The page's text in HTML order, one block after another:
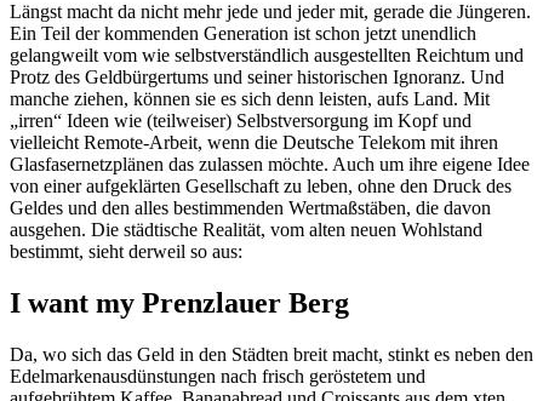
Längst macht da nicht mehr jede und jeder mit, gerade die Jüngeren.
Ein Teil der kommenden Generation ist schon jetzt unendlich
gelangweilt vom wie selbstverständlich ausgestellten Reichtum und
Protz des Geldbürgertums und seiner historischen Ignoranz. Und
manche ziehen, können sie es sich denn leisten, aufs Land. Mit
„irren“ Ideen wie (teilweiser) Selbstversorgung im Kopf und
vielleicht Remote-Arbeit, wenn die Deutsche Telekom mit ihren
Glasfasernetzplänen das zulassen möchte. Auch um ihre eigene Idee
von einer aufgeklärten Gesellschaft zu leben, ohne den Druck des
Geldes und den alles bestimmenden Wertmaßstäben, die davon
ausgehen. Die städtische Realität, vom alten neuen Wohlstand
bestimmt, sieht derweil so aus:
I want my Prenzlauer Berg
Da, wo sich das Geld in den Städten breit macht, stinkt es neben den
Edelmarkenausdünstungen nach frisch geröstetem und